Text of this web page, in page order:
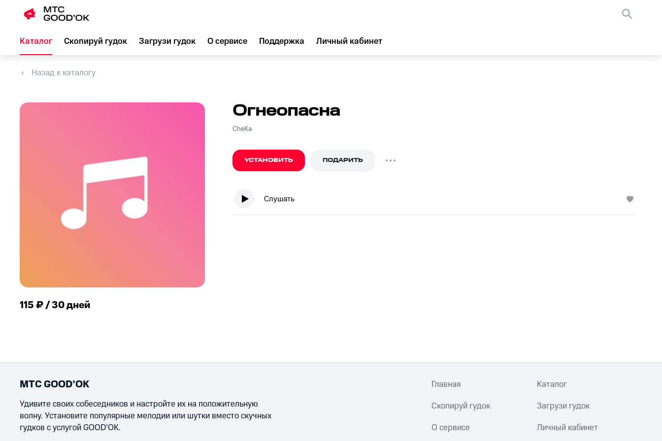
Каталог Скопируй гудок Загрузи гудок О сервисе Поддержка Личный кабинет
Назад к каталогу
115 ₽ / 30 дней
Огнеопасна
CheКa
УСТАНОВИТЬ ПОДАРИТЬ
Слушать
МТС GOOD’OK
Удивите своих собеседников и настройте их на положительную
волну. Установите популярные мелодии или шутки вместо скучных
гудков с услугой GOOD’OK.
Главная Каталог
Скопируй гудок Загрузи гудок
О сервисе Личный кабинет